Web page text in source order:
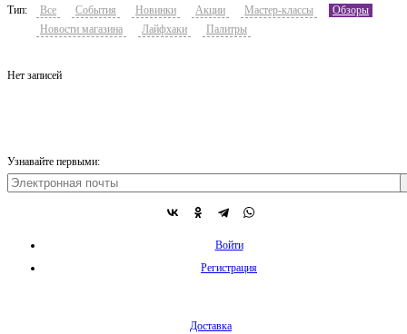
Тип: Все События Новинки Акции Мастер-классы
Обзоры
Новости магазина
Лайфхаки Палитры
Нет записей
Узнавайте первыми:
Войти
Регистрация
Доставка